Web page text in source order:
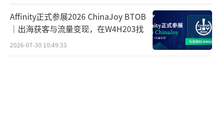
Affinity正式参展2026 ChinaJoy BTOB
｜出海获客与流量变现，在W4H203找
2026-07-30 10:49:33